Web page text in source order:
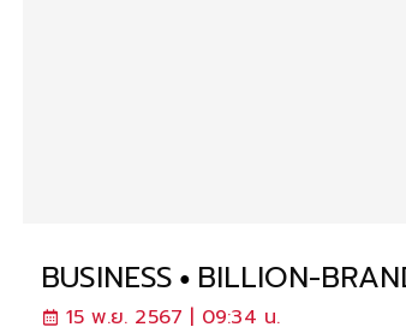
BUSINESS BILLION-
15 พ.ย. 2567 | 09:34 น.